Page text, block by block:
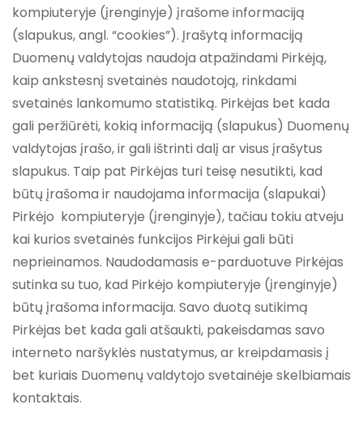
kompiuteryje (įrenginyje) įrašome informaciją
(slapukus, angl. “cookies”). Įrašytą informaciją
Duomenų valdytojas naudoja atpažindami Pirkėją,
kaip ankstesnį svetainės naudotoją, rinkdami
svetainės lankomumo statistiką. Pirkėjas bet kada
gali peržiūrėti, kokią informaciją (slapukus) Duomenų
valdytojas įrašo, ir gali ištrinti dalį ar visus įrašytus
slapukus. Taip pat Pirkėjas turi teisę nesutikti, kad
būtų įrašoma ir naudojama informacija (slapukai)
Pirkėjo kompiuteryje (įrenginyje), tačiau tokiu atveju
kai kurios svetainės funkcijos Pirkėjui gali būti
neprieinamos. Naudodamasis e-parduotuve Pirkėjas
sutinka su tuo, kad Pirkėjo kompiuteryje (įrenginyje)
būtų įrašoma informacija. Savo duotą sutikimą
Pirkėjas bet kada gali atšaukti, pakeisdamas savo
interneto naršyklės nustatymus, ar kreipdamasis į
bet kuriais Duomenų valdytojo svetainėje skelbiamais
kontaktais.